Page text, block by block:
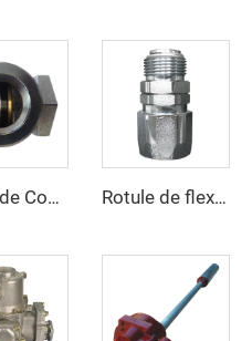
Clapet de Contrôle d'Angle ZCCV-01 Rotule de flexible ZCS-02